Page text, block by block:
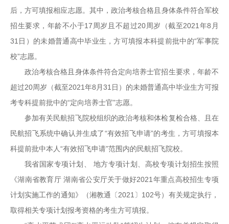
后，方可填报相应志愿。其中，政治考核合格且身体条件符合军校
招生要求，年龄不小于17周岁且不超过20周岁（截至2021年8月
31日）的未婚普通高中毕业生，方可填报本科提前批中的“军事院
校”志愿。
政治考核合格且身体条件符合定向培养士官招生要求，年龄不
超过20周岁（截至2021年8月31日）的未婚普通高中毕业生方可报
考专科提前批中的“定向培养士官”志愿。
参加有关民航招飞院校组织的政治考核和体检复检合格、且在
民航招飞系统中确认并生成了“有效招飞申请”的考生，方可填报本
科提前批中本人“有效招飞申请”范围内的民航招飞院校。
我省国家专项计划、 地方专项计划、高校专项计划招生按照
《湖南省教育厅 湖南省公安厅关于做好2021年重点高校招生专项
计划实施工作的通知》（湘教通〔2021〕102号）有关规定执行，
取得相关专项计划报考资格的考生方可填报。